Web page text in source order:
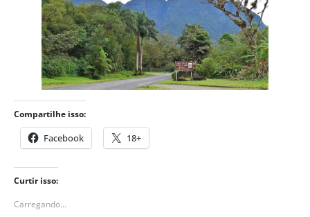
Compartilhe isso:
Facebook 18+
Curtir isso:
Carregando...